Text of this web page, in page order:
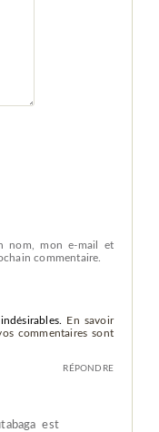
nom, mon e-mail et
commentaire.
En savoir
commentaires sont
est
RÉPONDRE